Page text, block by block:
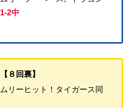
2中
【８回裏】
リーヒット！タイガース同